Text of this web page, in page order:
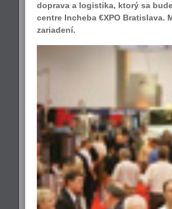
doprava a logistika, ktorý sa
centre Incheba €XPO
zariadení.